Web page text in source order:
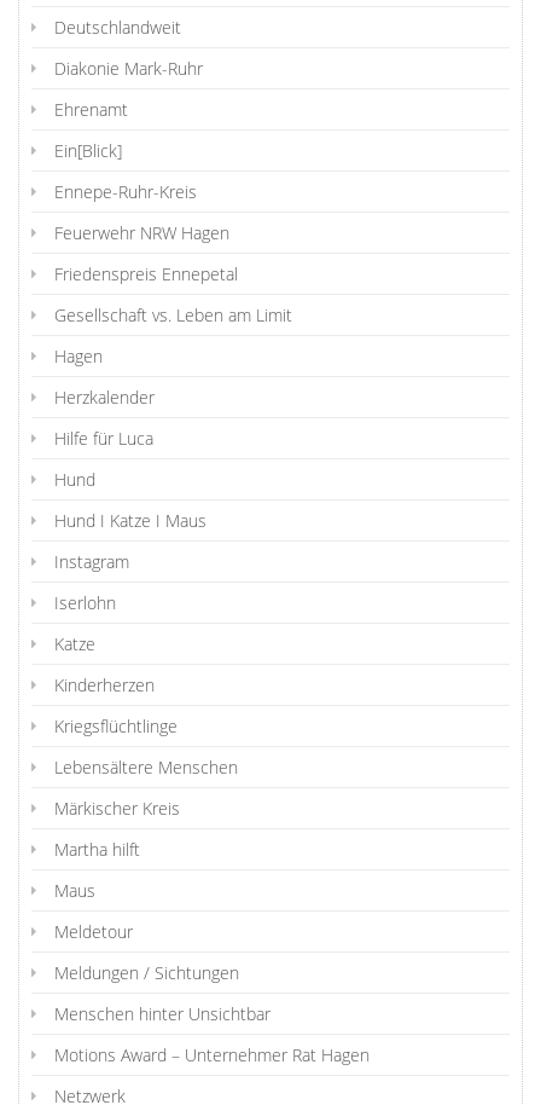
Deutschlandweit
Diakonie Mark-Ruhr
Ehrenamt
Ein[Blick]
Ennepe-Ruhr-Kreis
Feuerwehr NRW Hagen
Friedenspreis Ennepetal
Gesellschaft vs. Leben am Limit
Hagen
Herzkalender
Hilfe für Luca
Hund
Hund I Katze I Maus
Instagram
Iserlohn
Katze
Kinderherzen
Kriegsflüchtlinge
Lebensältere Menschen
Märkischer Kreis
Martha hilft
Maus
Meldetour
Meldungen / Sichtungen
Menschen hinter Unsichtbar
Motions Award – Unternehmer Rat Hagen
Netzwerk